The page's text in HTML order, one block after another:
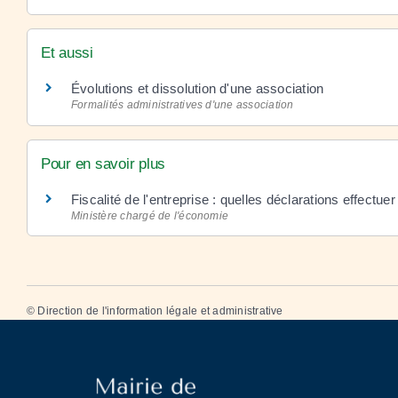
Et aussi
Évolutions et dissolution d'une association
Formalités administratives d'une association
Pour en savoir plus
Fiscalité de l'entreprise : quelles déclarations
Ministère chargé de l'économie
© Direction de l'information légale et administrative